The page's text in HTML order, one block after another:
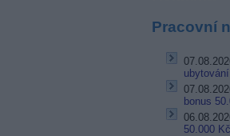
Pracovní
bonus
50.000